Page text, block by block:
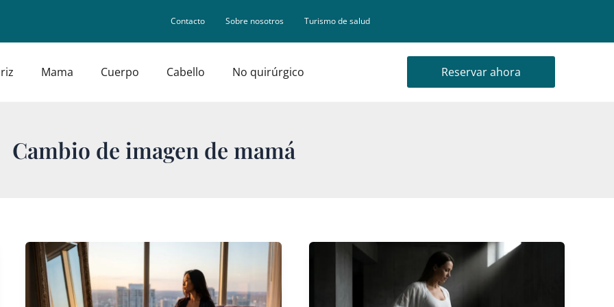
Contacto Sobre nosotros Turismo de salud
Mama Cuerpo Cabello No quirúrgico Reservar ahora
Cambio de imagen de mamá
El
‘Rejuvenecimiento
Materno’
de
Mommy